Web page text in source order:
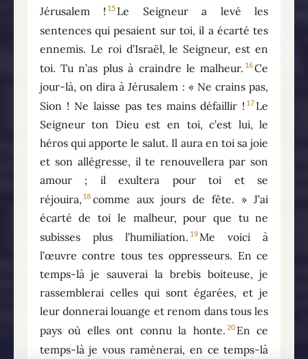
Jérusalem ! 15 Le Seigneur a levé les
sentences qui pesaient sur toi, il a écarté tes
ennemis. Le roi d’Israël, le Seigneur, est en
toi. Tu n’as plus à craindre le malheur. 16Ce
jour-là, on dira à Jérusalem : « Ne crains pas,
Sion ! Ne laisse pas tes mains défaillir ! 17 Le
Seigneur ton Dieu est en toi, c’est lui, le
héros qui apporte le salut. Il aura en toi sa joie
et son allégresse, il te renouvellera par son
amour ; il exultera pour toi et se
réjouira, 18 comme aux jours de fête. » J’ai
écarté de toi le malheur, pour que tu ne
subisses plus l’humiliation. 19Me voici à
l’œuvre contre tous tes oppresseurs. En ce
temps-là je sauverai la brebis boiteuse, je
rassemblerai celles qui sont égarées, et je
leur donnerai louange et renom dans tous les
pays où elles ont connu la honte. 20 En ce
temps-là je vous ramènerai, en ce temps-là